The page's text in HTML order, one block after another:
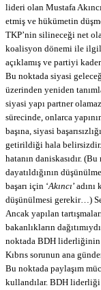
lideri olan Mustafa
etmiş ve hükümetin
TKP’nin silineceği net
koalisyon dönemi ile
açıklamış ve partiyi
Bu noktada siyasi
üzerinden yeniden
siyasi yapı partner
sürecinde, onlarca
başına, siyasi
getirildiği hala
hatanın daniskasıdır.
dayatıldığının
başarı için ‘Akıncı’
düşünülmesi gerekir…)
Ancak yapılan
bakanlıkların
noktada BDH liderliğinin
Kıbrıs sorunun ana
Bu noktada paylaşım
kullandılar. BDH liderliği